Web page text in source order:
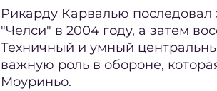
Рикарду Карвалью
"Челси" в 2004 году, а затем
Техничный и умный
важную роль в обороне,
Моуриньо.